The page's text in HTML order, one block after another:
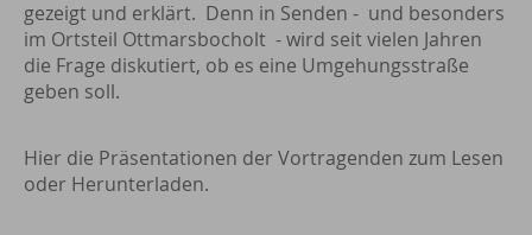
gezeigt und erklärt. Denn in Senden - und besonders
im Ortsteil Ottmarsbocholt - wird seit vielen Jahren
die Frage diskutiert, ob es eine Umgehungsstraße
geben soll.
Hier die Präsentationen der Vortragenden zum Lesen
oder Herunterladen.